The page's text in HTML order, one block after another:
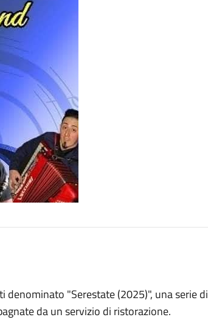
denominato "Serestate (2025)", una serie di
da un servizio di ristorazione.